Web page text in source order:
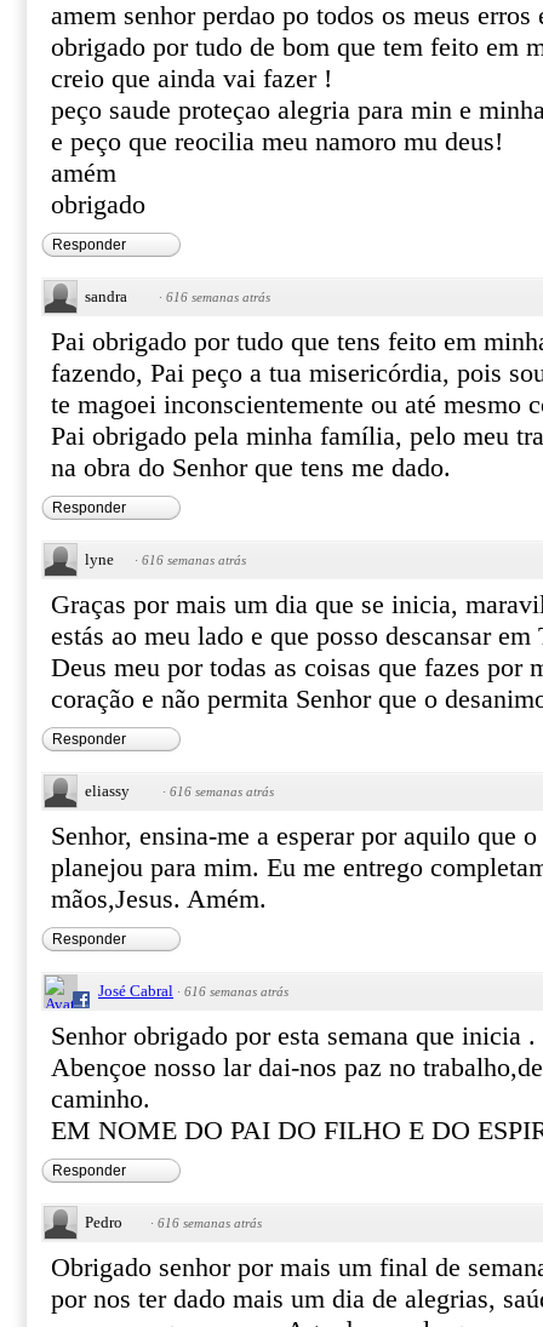
amem senhor perdao po todos os meus erros
obrigado por tudo de bom que tem feito em
creio que ainda vai fazer !
peço saude proteçao alegria para min e
e peço que reocilia meu namoro mu deus!
amém
obrigado
Responder
sandra · 616 semanas atrás
Pai obrigado por tudo que tens feito em
fazendo, Pai peço a tua misericórdia, pois
te magoei inconscientemente ou até mesmo
Pai obrigado pela minha família, pelo meu
na obra do Senhor que tens me dado.
Responder
lyne · 616 semanas atrás
Graças por mais um dia que se inicia,
estás ao meu lado e que posso descansar
Deus meu por todas as coisas que fazes por
coração e não permita Senhor que o
Responder
eliassy · 616 semanas atrás
Senhor, ensina-me a esperar por aquilo que
planejou para mim. Eu me entrego
mãos,Jesus. Amém.
Responder
José Cabral · 616 semanas atrás
Senhor obrigado por esta semana que inicia .
Abençoe nosso lar dai-nos paz no
caminho.
EM NOME DO PAI DO FILHO E DO
Responder
Pedro · 616 semanas atrás
Obrigado senhor por mais um final de
por nos ter dado mais um dia de alegrias,